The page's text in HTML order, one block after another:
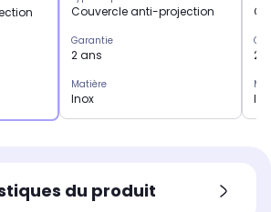
Couvercle anti-projection
Garantie
2 ans
Matière
Inox
2
du produit